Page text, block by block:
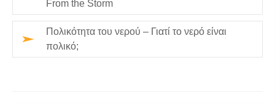
From the Storm
Πολικότητα του νερού – Γιατί το νερό είναι
πολικό;